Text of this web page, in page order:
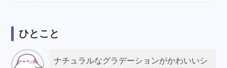
ひとこと
ナチュラルなグラデーションがかわいいシ